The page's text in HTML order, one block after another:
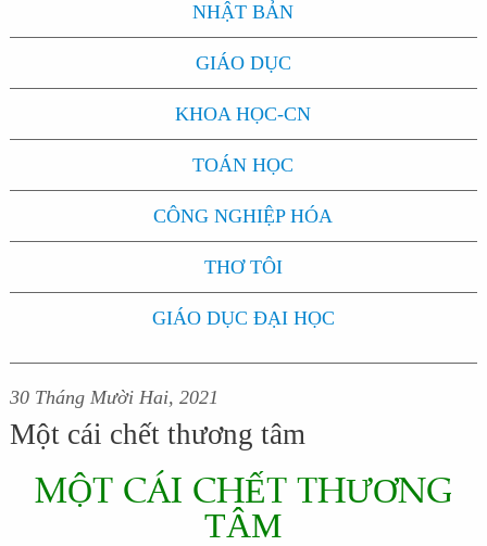
NHẬT BẢN
GIÁO DỤC
KHOA HỌC-CN
TOÁN HỌC
CÔNG NGHIỆP HÓA
THƠ TÔI
GIÁO DỤC ĐẠI HỌC
30 Tháng Mười Hai, 2021
Một cái chết thương tâm
MỘT CÁI CHẾT THƯƠNG
TÂM